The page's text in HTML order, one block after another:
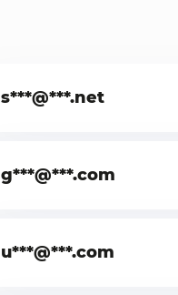
s***@***.net
g***@***.com
u***@***.com